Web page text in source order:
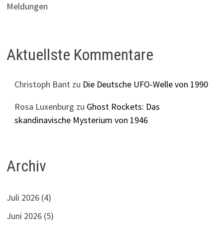
Meldungen
Aktuellste Kommentare
Christoph Bant zu Die Deutsche UFO-Welle von 1990
Rosa Luxenburg zu Ghost Rockets: Das
skandinavische Mysterium von 1946
Archiv
Juli 2026 (4)
Juni 2026 (5)